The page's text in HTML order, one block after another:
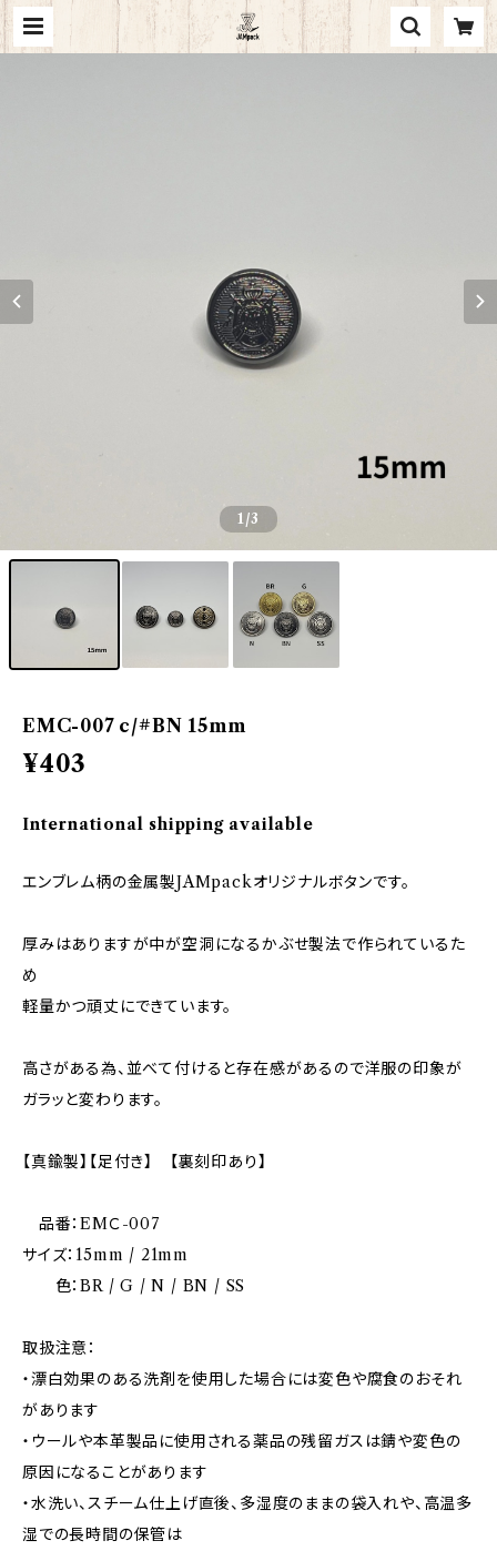
1/3
EMC-007 c/#BN 15mm
¥403
International shipping available
エンブレム柄の金属製JAMpackオリジナルボタンです。
厚みはありますが中が空洞になるかぶせ製法で作られているた
め
軽量かつ頑丈にできています。
高さがある為、並べて付けると存在感があるので洋服の印象が
ガラッと変わります。
【真鍮製】【足付き】 【裏刻印あり】
品番：EMＣ-007
サイズ：15mm / 21mm
色：BR / G / N / BN / SS
取扱注意：
・漂白効果のある洗剤を使用した場合には変色や腐食のおそれ
があります
・ウールや本革製品に使用される薬品の残留ガスは錆や変色の
原因になることがあります
・水洗い、スチーム仕上げ直後、多湿度のままの袋入れや、高温多
湿での長時間の保管は